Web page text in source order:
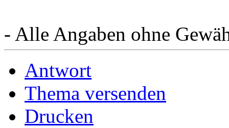
- Alle Angaben ohne
Antwort
Thema versenden
Drucken